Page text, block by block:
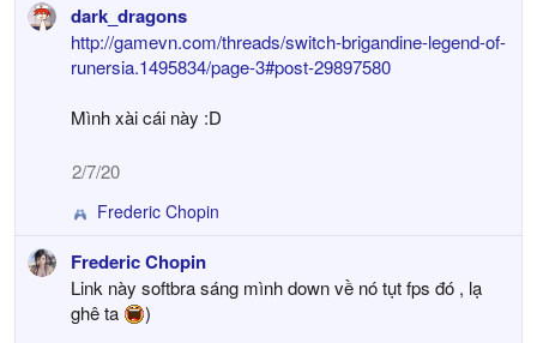
dark_dragons
http://gamevn.com/threads/switch-brigandine-legend-of-
runersia.1495834/page-3#post-29897580
Mình xài cái này :D
2/7/20
R
a
c
t
Frederic Chopin
Frederic Chopin
Link này softbra sáng mình down về nó tụt fps đó , lạ
ghê ta
)